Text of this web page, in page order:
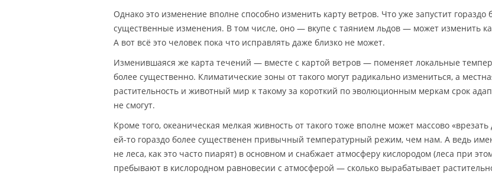
Однако это изменение вполне способно изменить карту ветров. Что уже запустит гораздо
существенные изменения. В том числе, оно — вкупе с таянием льдов — может изменить
А вот всё это человек пока что исправлять даже близко не может.
Изменившаяся же карта течений — вместе с картой ветров — поменяет локальные
более существенно. Климатические зоны от такого могут радикально измениться, а
растительность и животный мир к такому за короткий по эволюционным меркам срок
не смогут.
Кроме того, океаническая мелкая живность от такого тоже вполне может массово «врезать
ей-то гораздо более существенен привычный температурный режим, чем нам. А ведь
не леса, как это часто пиарят) в основном и снабжает атмосферу кислородом (леса при
пребывают в кислородном равновесии с атмосферой — сколько вырабатывает